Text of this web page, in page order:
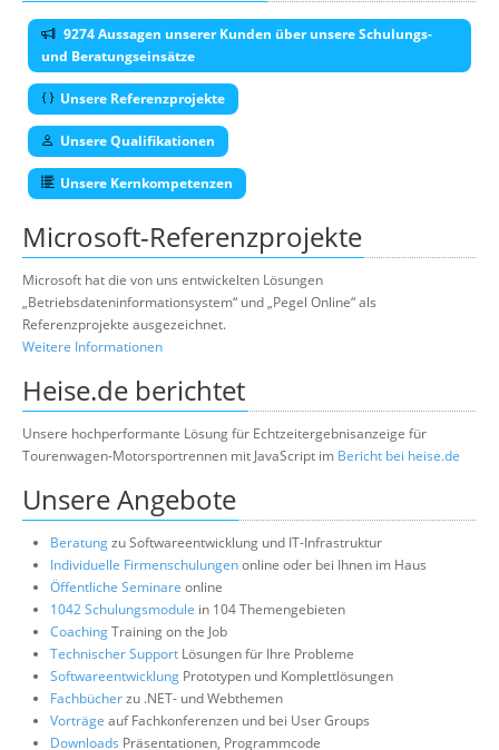
9274 Aussagen unserer Kunden über unsere Schulungs-
und Beratungseinsätze
Unsere Referenzprojekte
Unsere Qualifikationen
Unsere Kernkompetenzen
Microsoft-Referenzprojekte
Microsoft hat die von uns entwickelten Lösungen
„Betriebsdateninformationsystem“ und „Pegel Online“ als
Referenzprojekte ausgezeichnet.
Weitere Informationen
Heise.de berichtet
Unsere hochperformante Lösung für Echtzeitergebnisanzeige für
Tourenwagen-Motorsportrennen mit JavaScript im Bericht bei heise.de
Unsere Angebote
Beratungzu Softwareentwicklung und IT-Infrastruktur
Individuelle Firmenschulungenonline oder bei Ihnen im Haus
Öffentliche Seminare online
1042 Schulungsmodule in 104 Themengebieten
CoachingTraining on the Job
Technischer Support Lösungen für Ihre Probleme
Softwareentwicklung Prototypen und Komplettlösungen
Fachbücherzu .NET- und Webthemen
Vorträge auf Fachkonferenzen und bei User Groups
Downloads Präsentationen, Programmcode